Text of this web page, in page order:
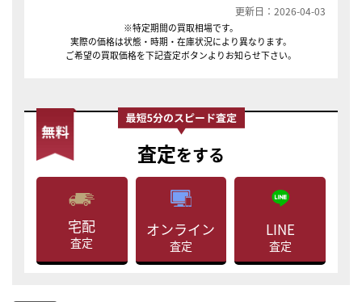
更新日：2026-04-03
※特定期間の買取相場です。
実際の価格は状態・時期・在庫状況により異なります。
ご希望の買取価格を下記査定ボタンよりお知らせ下さい。
査定をする
宅配
査定
オンライン
査定
LINE
査定